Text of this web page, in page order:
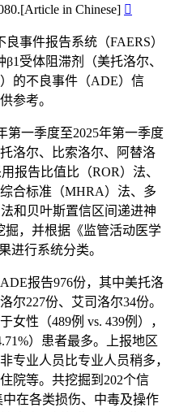
in Chinese] 
事件报告系统（FAERS）
受体阻滞剂（美托洛尔、
的不良事件（ADE）信
参考。
第一季度至2025年第一季度
洛尔、比索洛尔、阿替洛
报告比值比（ROR）法、
合标准（MHRA）法、多
和贝叶斯置信区间递进神
掘，并根据《监管活动医学
进行系统分类。
报告976份，其中美托洛
尔227份、艾司洛尔34份。
性（489例 vs. 439例），
）患者最多。上报地区
专业人员比专业人员稍多，
院等。共挖掘到202个信
在各类损伤、中毒及操作